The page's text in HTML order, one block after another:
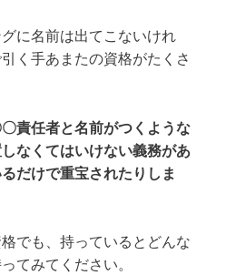
に名前は出てこないけれ
く手あまたの資格がたくさ
責任者と名前がつくような
なくてはいけない義務があ
だけで重宝されたりしま
でも、持っているとどんな
てみてください。